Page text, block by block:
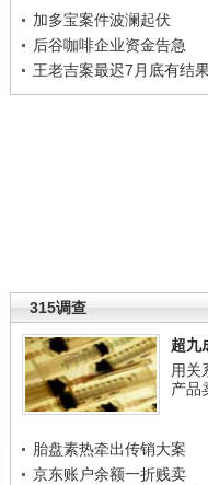
加多宝案件波澜起伏
后谷咖啡企业资金告急
王老吉案最迟7月底有结
315调查
超九
用关
产品
胎盘素热牵出传销大案
京东账户余额一折贱卖